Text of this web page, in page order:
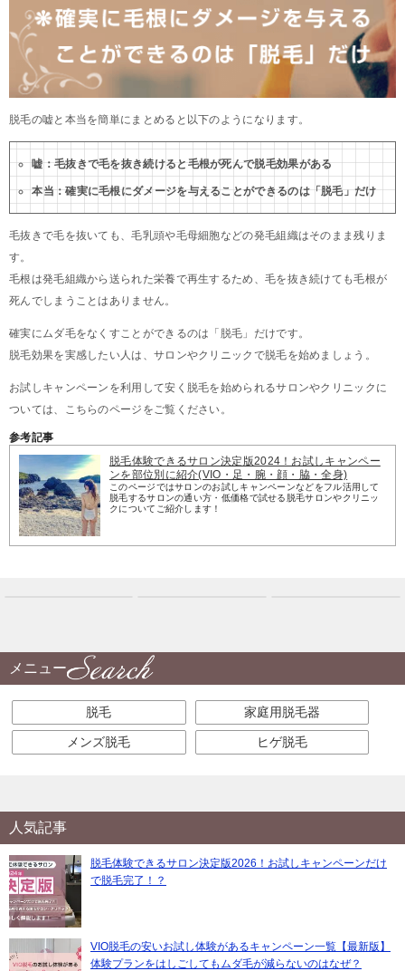
脱毛の嘘と本当を簡単にまとめると以下のようになります。
嘘：毛抜きで毛を抜き続けると毛根が死んで脱毛効果がある
本当：確実に毛根にダメージを与えることができるのは「脱毛」だけ
毛抜きで毛を抜いても、毛乳頭や毛母細胞などの発毛組織はそのまま残りま
す。
毛根は発毛組織から送られた栄養で再生するため、毛を抜き続けても毛根が
死んでしまうことはありません。
確実にムダ毛をなくすことができるのは「脱毛」だけです。
脱毛効果を実感したい人は、サロンやクリニックで脱毛を始めましょう。
お試しキャンペーンを利用して安く脱毛を始められるサロンやクリニックに
ついては、こちらのページをご覧ください。
参考記事
脱毛体験できるサロン決定版2024！お試しキャンペー
ンを部位別に紹介(VIO・足・腕・顔・脇・全身)
このページではサロンのお試しキャンペーンなどをフル活用して
脱毛するサロンの通い方・低価格で試せる脱毛サロンやクリニッ
クについてご紹介します！
メニュー
脱毛 家庭用脱毛器
メンズ脱毛 ヒゲ脱毛
人気記事
脱毛体験できるサロン決定版2026！お試しキャンペーンだけ
で脱毛完了！？
VIO脱毛の安いお試し体験があるキャンペーン一覧【最新版】
体験プランをはしごしてもムダ毛が減らないのはなぜ？